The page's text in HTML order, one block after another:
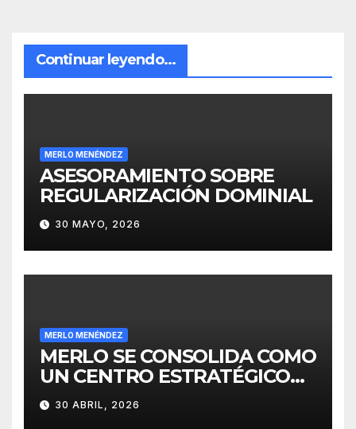
Continuar leyendo...
MERLO MENÉNDEZ
ASESORAMIENTO SOBRE
REGULARIZACIÓN DOMINIAL
30 MAYO, 2026
MERLO MENÉNDEZ
MERLO SE CONSOLIDA COMO
UN CENTRO ESTRATÉGICO
PARA EL DESARROLLO DE
INVERSIONES
30 ABRIL, 2026